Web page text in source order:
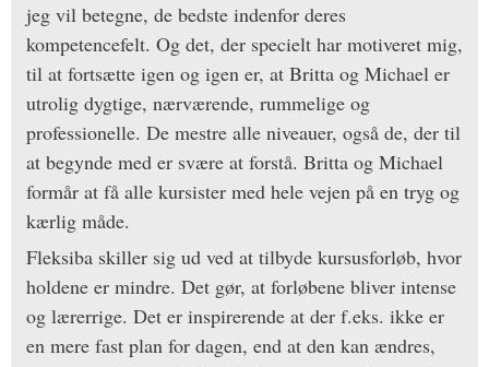
jeg vil betegne, de bedste indenfor deres
kompetencefelt. Og det, der specielt har motiveret mig,
til at fortsætte igen og igen er, at Britta og Michael er
utrolig dygtige, nærværende, rummelige og
professionelle. De mestre alle niveauer, også de, der til
at begynde med er svære at forstå. Britta og Michael
formår at få alle kursister med hele vejen på en tryg og
kærlig måde.
Fleksiba skiller sig ud ved at tilbyde kursusforløb, hvor
holdene er mindre. Det gør, at forløbene bliver intense
og lærerrige. Det er inspirerende at der f.eks. ikke er
en mere fast plan for dagen, end at den kan ændres,